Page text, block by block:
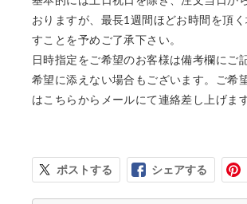
おりますが、最長1週間ほどお時間を頂
すことを予めご了承下さい。
日時指定をご希望のお客様は備考欄にご
希望に添えない場合もございます。ご希
はこちらからメールにて連絡差し上げます
ポストする シェアする